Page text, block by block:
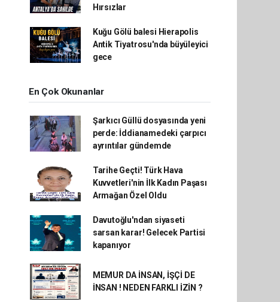
Hırsızlar
Kuğu Gölü balesi Hierapolis
Antik Tiyatrosu'nda büyüleyici
gece
En Çok Okunanlar
Şarkıcı Güllü dosyasında yeni
perde: İddianamedeki çarpıcı
ayrıntılar gündemde
Tarihe Geçti! Türk Hava
Kuvvetleri'nin İlk Kadın Paşası
Armağan Özel Oldu
Davutoğlu'ndan siyaseti
sarsan karar! Gelecek Partisi
kapanıyor
MEMUR DA İNSAN, İŞÇİ DE
İNSAN ! NEDEN FARKLI İZİN ?